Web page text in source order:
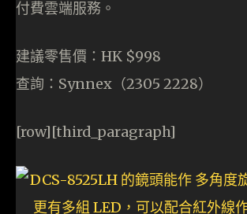
付費雲端服務。
建議零售價：HK $998
查詢：Synnex（2305 2228）
[row][third_paragraph]